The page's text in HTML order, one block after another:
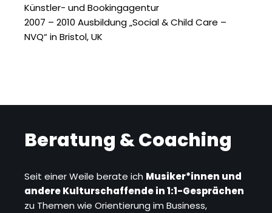
Künstler- und Bookingagentur
2007 – 2010 Ausbildung „Social & Child Care –
NVQ“ in Bristol, UK
Beratung & Coaching
Seit einer Weile berate ich Musiker*innen und
andere Kulturschaffende in 1:1-Gesprächen
zu Themen wie Orientierung im Business,